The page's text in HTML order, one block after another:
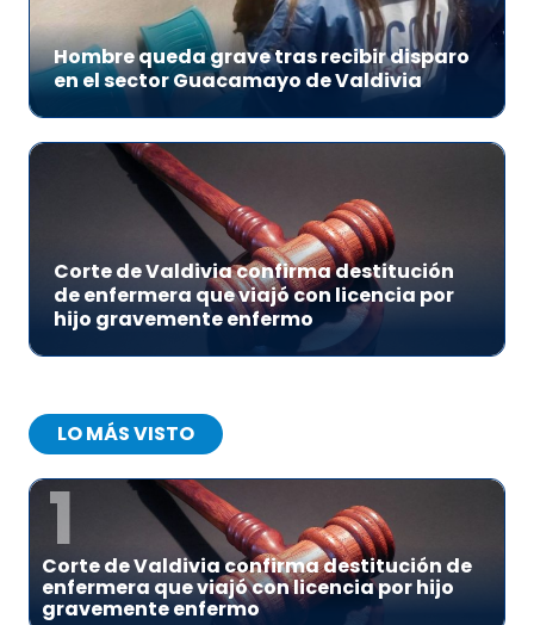
Hombre queda grave tras recibir disparo
en el sector Guacamayo de Valdivia
Corte de Valdivia confirma destitución
de enfermera que viajó con licencia por
hijo gravemente enfermo
LO MÁS VISTO
1
Corte de Valdivia confirma destitución de
enfermera que viajó con licencia por hijo
gravemente enfermo